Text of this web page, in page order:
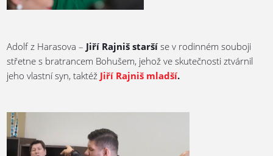
Adolf z Harasova – Jiří Rajniš starší se v rodinném souboji
střetne s bratrancem Bohušem, jehož ve skutečnosti ztvárnil
jeho vlastní syn, taktéž Jiří Rajniš mladší.